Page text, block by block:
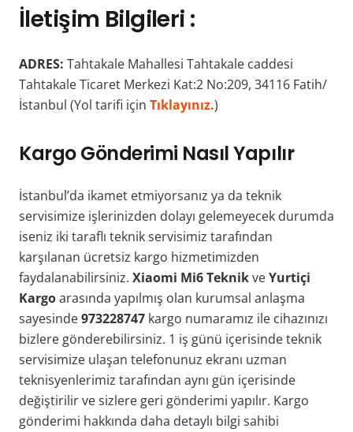
İletişim Bilgileri :
ADRES: Tahtakale Mahallesi Tahtakale caddesi
Tahtakale Ticaret Merkezi Kat:2 No:209, 34116 Fatih/
İstanbul (Yol tarifi için Tıklayınız.)
Kargo Gönderimi Nasıl Yapılır
İstanbul’da ikamet etmiyorsanız ya da teknik
servisimize işlerinizden dolayı gelemeyecek durumda
iseniz iki taraflı teknik servisimiz tarafından
karşılanan ücretsiz kargo hizmetimizden
faydalanabilirsiniz. Xiaomi Mi6 TeknikveYurtiçi
Kargoarasında yapılmış olan kurumsal anlaşma
sayesinde973228747 kargo numaramız ile cihazınızı
bizlere gönderebilirsiniz. 1 iş günü içerisinde teknik
servisimize ulaşan telefonunuz ekranı uzman
teknisyenlerimiz tarafından aynı gün içerisinde
değiştirilir ve sizlere geri gönderimi yapılır. Kargo
gönderimi hakkında daha detaylı bilgi sahibi